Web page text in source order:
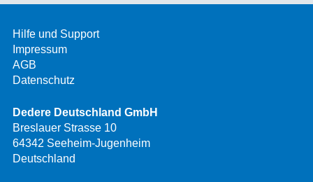
Hilfe und Support
Impressum
AGB
Datenschutz
Dedere Deutschland GmbH
Breslauer Strasse 10
64342 Seeheim-Jugenheim
Deutschland